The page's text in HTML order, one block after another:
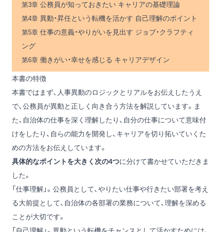
第3章 公務員が知っておきたい キャリアの基礎理論
第4章 異動・昇任という転機を活かす 自己理解のポイント
第5章 仕事の意義・やりがいを見出す ジョブ・クラフティ
ング
第6章 働きがい・幸せを感じる キャリアデザイン
本書の特徴
本書ではまず、人事異動のロジックとリアルをお伝えしたうえ
で、公務員が異動と正しく向き合う方法を解説しています。ま
た、自治体の仕事を深く理解したり、自分の仕事について意味付
けをしたり、自らの能力を開発し、キャリアを切り拓いていくた
めの方法をお伝えしています。
具体的なポイントを大きく次の4つに分けて書かせていただきま
した。
「仕事理解」。公務員として、やりたい仕事や行きたい部署を考え
る大前提として、自治体の各部署の業務について、理解を深める
ことが大切です。